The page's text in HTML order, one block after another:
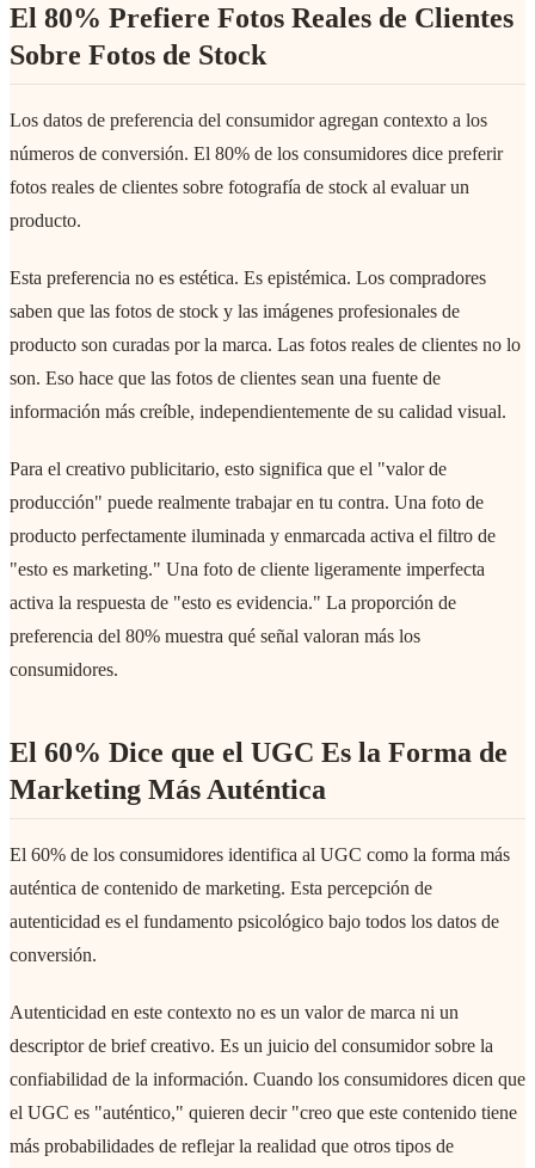
El 80% Prefiere Fotos Reales de Clientes
Sobre Fotos de Stock
Los datos de preferencia del consumidor agregan contexto a los
números de conversión. El 80% de los consumidores dice preferir
fotos reales de clientes sobre fotografía de stock al evaluar un
producto.
Esta preferencia no es estética. Es epistémica. Los compradores
saben que las fotos de stock y las imágenes profesionales de
producto son curadas por la marca. Las fotos reales de clientes no lo
son. Eso hace que las fotos de clientes sean una fuente de
información más creíble, independientemente de su calidad visual.
Para el creativo publicitario, esto significa que el "valor de
producción" puede realmente trabajar en tu contra. Una foto de
producto perfectamente iluminada y enmarcada activa el filtro de
"esto es marketing." Una foto de cliente ligeramente imperfecta
activa la respuesta de "esto es evidencia." La proporción de
preferencia del 80% muestra qué señal valoran más los
consumidores.
El 60% Dice que el UGC Es la Forma de
Marketing Más Auténtica
El 60% de los consumidores identifica al UGC como la forma más
auténtica de contenido de marketing. Esta percepción de
autenticidad es el fundamento psicológico bajo todos los datos de
conversión.
Autenticidad en este contexto no es un valor de marca ni un
descriptor de brief creativo. Es un juicio del consumidor sobre la
confiabilidad de la información. Cuando los consumidores dicen que
el UGC es "auténtico," quieren decir "creo que este contenido tiene
más probabilidades de reflejar la realidad que otros tipos de